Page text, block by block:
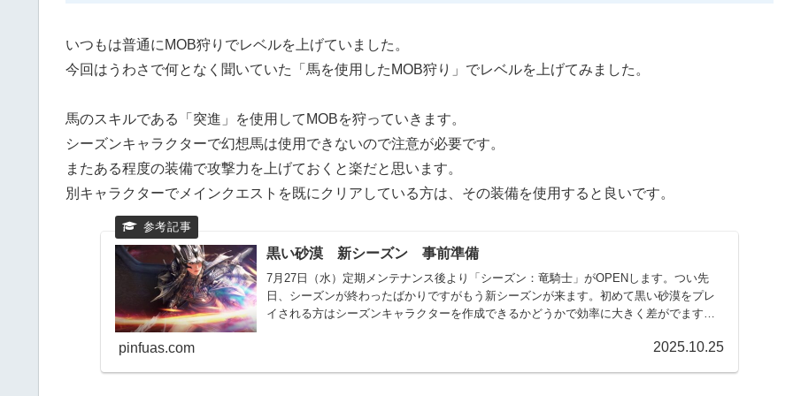
いつもは普通にMOB狩りでレベルを上げていました。
今回はうわさで何となく聞いていた「馬を使用したMOB狩り」でレベルを上げてみました。
馬のスキルである「突進」を使用してMOBを狩っていきます。
シーズンキャラクターで幻想馬は使用できないので注意が必要です。
またある程度の装備で攻撃力を上げておくと楽だと思います。
別キャラクターでメインクエストを既にクリアしている方は、その装備を使用すると良いです。
黒い砂漠 新シーズン 事前準備
7月27日（水）定期メンテナンス後より「シーズン：竜騎士」がOPENします。つい先
日、シーズンが終わったばかりですがもう新シーズンが来ます。初めて黒い砂漠をプレ
イされる方はシーズンキャラクターを作成できるかどうかで効率に大きく差がでますの
pinfuas.com 2025.10.25